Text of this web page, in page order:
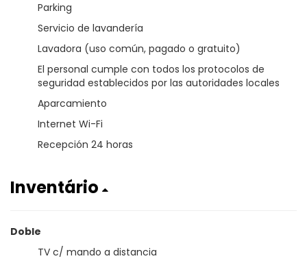
Parking
Servicio de lavandería
Lavadora (uso común, pagado o gratuito)
El personal cumple con todos los protocolos de
seguridad establecidos por las autoridades locales
Aparcamiento
Internet Wi-Fi
Recepción 24 horas
Inventário
Doble
TV c/ mando a distancia